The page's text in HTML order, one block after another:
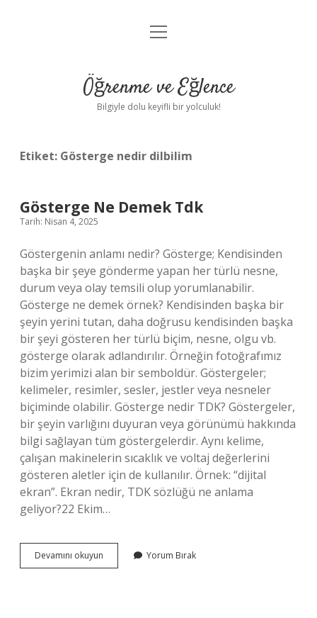
Anasayfa
Yasal Uyarı
menüyü
Öğrenme ve Eğlence
Bilgiyle dolu keyifli bir yolculuk!
Etiket: Gösterge nedir dilbilim
Gösterge Ne Demek Tdk
Tarih: Nisan 4, 2025
Göstergenin anlamı nedir? Gösterge; Kendisinden
başka bir şeye gönderme yapan her türlü nesne,
durum veya olay temsili olup yorumlanabilir.
Gösterge ne demek örnek? Kendisinden başka bir
şeyin yerini tutan, daha doğrusu kendisinden başka
bir şeyi gösteren her türlü biçim, nesne, olgu vb.
gösterge olarak adlandırılır. Örneğin fotoğrafımız
bizim yerimizi alan bir semboldür. Göstergeler;
kelimeler, resimler, sesler, jestler veya nesneler
biçiminde olabilir. Gösterge nedir TDK? Göstergeler,
bir şeyin varlığını duyuran veya görünümü hakkında
bilgi sağlayan tüm göstergelerdir. Aynı kelime,
çalışan makinelerin sıcaklık ve voltaj değerlerini
gösteren aletler için de kullanılır. Örnek: “dijital
ekran”. Ekran nedir, TDK sözlüğü ne anlama
geliyor?22 Ekim…
Devamını okuyun Gösterge
Ne
Yorum Bırak